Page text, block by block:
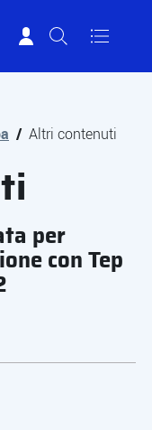
/ Altri contenuti
per
con Tep